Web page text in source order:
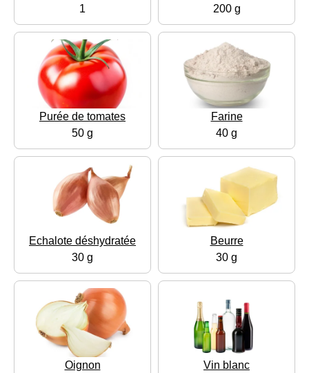
1
200 g
Purée de tomates
50 g
Farine
40 g
Echalote déshydratée
30 g
Beurre
30 g
Oignon
Vin blanc